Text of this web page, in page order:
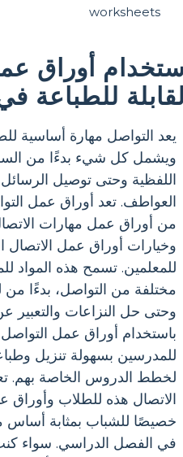
أوراق
للطباعة
يعد التواصل مهارة أساسية
ويشمل كل شيء بدءًا من
اللفظية وحتى توصيل
العواطف. تعد أوراق عمل
من أوراق عمل مهارات الاتصال
وخيارات أوراق عمل الاتصال
للمعلمين. تسمح هذه المواد
مختلفة من التواصل، بدءًا من
وحتى حل النزاعات والتعبير
باستخدام أوراق عمل التواصل
للمدرسين بسهولة تنزيل
لخطط الدروس الخاصة بهم.
الاتصال هذه للطلاب
خصيصًا للشباب بمثابة أساس
في الفصل الدراسي. سواء